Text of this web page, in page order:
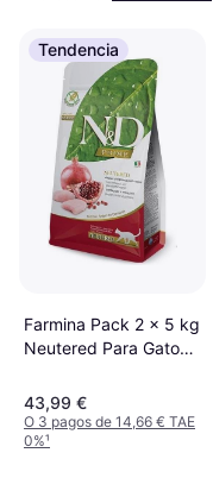
Tendencia
Farmina Pack 2 x 5 kg
Neutered Para Gatos
43,99 €
O 3 pagos de 14,66 € TAE
0%¹